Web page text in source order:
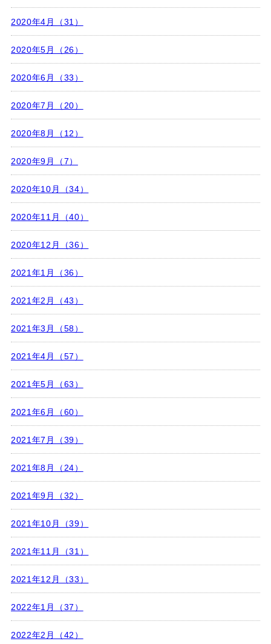
2020年4月（31）
2020年5月（26）
2020年6月（33）
2020年7月（20）
2020年8月（12）
2020年9月（7）
2020年10月（34）
2020年11月（40）
2020年12月（36）
2021年1月（36）
2021年2月（43）
2021年3月（58）
2021年4月（57）
2021年5月（63）
2021年6月（60）
2021年7月（39）
2021年8月（24）
2021年9月（32）
2021年10月（39）
2021年11月（31）
2021年12月（33）
2022年1月（37）
2022年2月（42）